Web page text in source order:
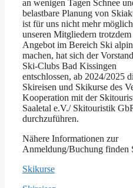
an wenigen Tagen Schnee
belastbare Planung von
ist für uns nicht mehr
unseren Mitgliedern trotzdem
Angebot im Bereich Ski
machen, hat sich der
Ski-Clubs Bad Kissingen
entschlossen, ab 2024/2025
Skireisen und Skikurse des
Kooperation mit der
Saaletal e.V./ Skitouristik
durchzuführen.
Nähere Informationen zur
Anmeldung/Buchung finden
Skikurse